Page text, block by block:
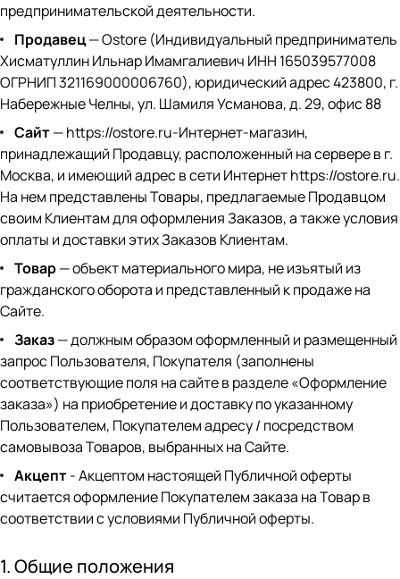
предпринимательской деятельности.
Продавец— Ostore (Индивидуальный предприниматель
Хисматуллин Ильнар Имамгалиевич ИНН 165039577008
ОГРНИП 321169000006760), юридический адрес 423800, г.
Набережные Челны, ул. Шамиля Усманова, д. 29, офис 88
Сайт—https://ostore.ru-Интернет-магазин,
принадлежащий Продавцу, расположенный на сервере в г.
Москва, и имеющий адрес в сети Интернетhttps://ostore.ru.
На нем представлены Товары, предлагаемые Продавцом
своим Клиентам для оформления Заказов, а также условия
оплаты и доставки этих Заказов Клиентам.
Товар— объект материального мира, не изъятый из
гражданского оборота и представленный к продаже на
Сайте.
Заказ— должным образом оформленный и размещенный
запрос Пользователя, Покупателя (заполнены
соответствующие поля на сайте в разделе«Оформление
заказа») на приобретение и доставку по указанному
Пользователем, Покупателем адресу / посредством
самовывоза Товаров, выбранных на Сайте.
Акцепт- Акцептом настоящей Публичной оферты
считается оформление Покупателем заказа на Товар в
соответствии с условиями Публичной оферты.
1. Общие положения